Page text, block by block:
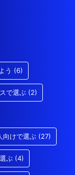
う (6)
で選ぶ (2)
向けで選ぶ (27)
ぶ (4)